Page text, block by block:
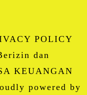
POLICY
dan
KEUANGAN
powered by